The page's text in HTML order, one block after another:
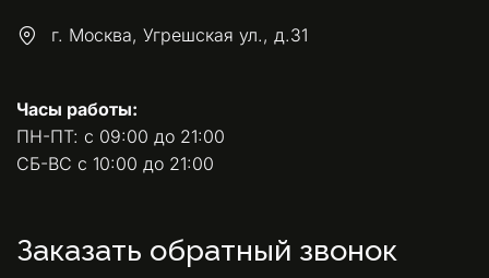
г. Москва, Угрешская ул., д.31
Часы работы:
ПН-ПТ: с 09:00 до 21:00
СБ-ВС с 10:00 до 21:00
Заказать обратный звонок